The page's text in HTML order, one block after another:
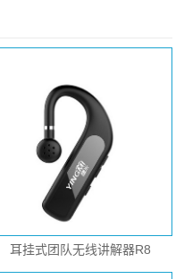
耳挂式团队无线讲解器R8